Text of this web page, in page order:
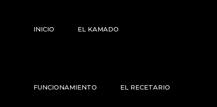
INICIO EL KAMADO
FUNCIONAMIENTO EL RECETARIO